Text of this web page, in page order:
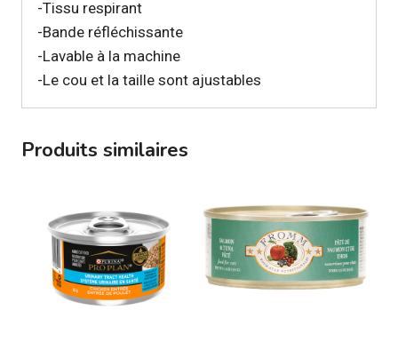
-Tissu respirant
-Bande réfléchissante
-Lavable à la machine
-Le cou et la taille sont ajustables
Produits similaires